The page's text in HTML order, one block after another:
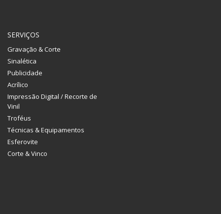
SERVIÇOS
Gravação & Corte
Sinalética
Publicidade
Acrílico
Impressão Digital / Recorte de
Vinil
Troféus
Técnicas & Equipamentos
Esferovite
Corte & Vinco